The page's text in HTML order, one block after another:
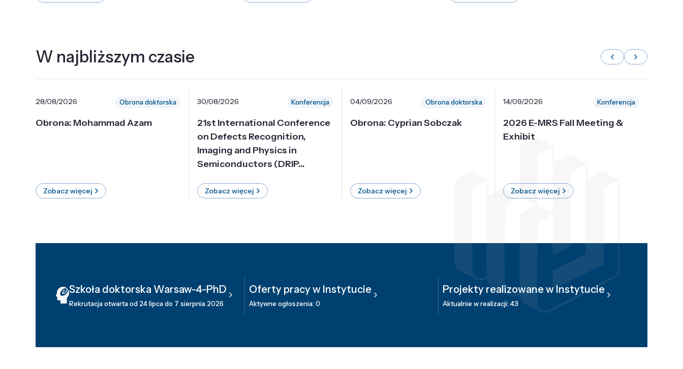
W najbliższym czasie
28/08/2026 Obrona doktorska
Obrona: Mohammad Azam
Zobacz więcej
30/08/2026 Konferencja
21st International Conference
on Defects Recognition,
Imaging and Physics in
Semiconductors (DRIP...
Zobacz więcej
04/09/2026 Obrona doktorska
Obrona: Cyprian Sobczak
Zobacz więcej
14/09/2026 Konferencja
2026 E-MRS Fall Meeting &
Exhibit
Zobacz więcej
Szkoła doktorska Warsaw-4-PhD
Rekrutacja otwarta od 24 lipca do 7 sierpnia 2026
Oferty pracy w Instytucie
Aktywne ogłoszenia: 0
Projekty realizowane w Instytucie
Aktualnie w realizacji: 43